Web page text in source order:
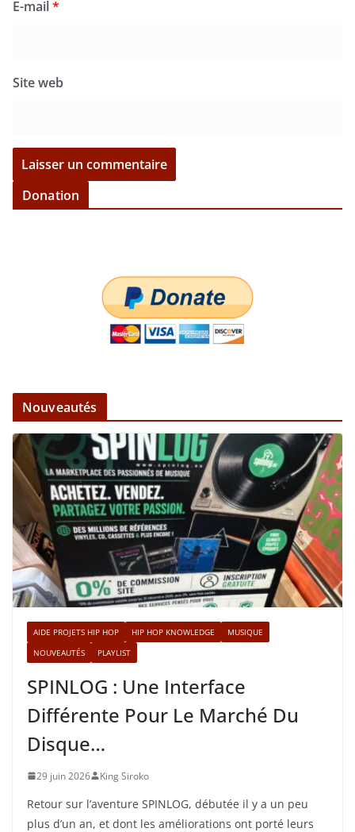
E-mail*
Site web
Donation
Nouveautés
AIDE PROJETS HIP HOP HIP HOP KNOWLEDGE
MUSIQUE
NOUVEAUTÉS
PLAYLIST
SPINLOG : Une Interface
Différente Pour Le Marché Du
Disque…
29 juin 2026 King Siroko
Retour sur l’aventure SPINLOG, débutée il y a un peu
plus d’un an, et dont les améliorations ont porté leurs